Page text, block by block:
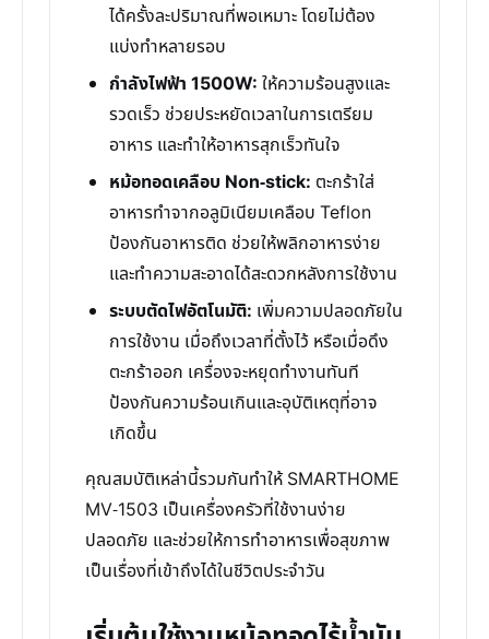
ได้ครั้งละปริมาณที่พอเหมาะ โดยไม่ต้อง
แบ่งทำหลายรอบ
กำลังไฟฟ้า 1500W: ให้ความร้อนสูงและ
รวดเร็ว ช่วยประหยัดเวลาในการเตรียม
อาหาร และทำให้อาหารสุกเร็วทันใจ
หม้อทอดเคลือบ Non-stick: ตะกร้าใส่
อาหารทำจากอลูมิเนียมเคลือบ Teflon
ป้องกันอาหารติด ช่วยให้พลิกอาหารง่าย
และทำความสะอาดได้สะดวกหลังการใช้งาน
ระบบตัดไฟอัตโนมัติ: เพิ่มความปลอดภัยใน
การใช้งาน เมื่อถึงเวลาที่ตั้งไว้ หรือเมื่อดึง
ตะกร้าออก เครื่องจะหยุดทำงานทันที
ป้องกันความร้อนเกินและอุบัติเหตุที่อาจ
เกิดขึ้น
คุณสมบัติเหล่านี้รวมกันทำให้ SMARTHOME
MV-1503 เป็นเครื่องครัวที่ใช้งานง่าย
ปลอดภัย และช่วยให้การทำอาหารเพื่อสุขภาพ
เป็นเรื่องที่เข้าถึงได้ในชีวิตประจำวัน